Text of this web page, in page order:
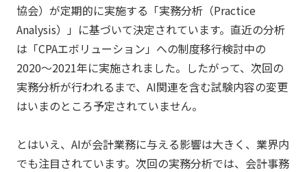
協会）が定期的に実施する「実務分析（Practice
Analysis）」に基づいて決定されています。直近の分析
は「CPAエボリューション」への制度移行検討中の
2020〜2021年に実施されました。したがって、次回の
実務分析が行われるまで、AI関連を含む試験内容の変更
はいまのところ予定されていません。
とはいえ、AIが会計業務に与える影響は大きく、業界内
でも注目されています。次回の実務分析では、会計事務